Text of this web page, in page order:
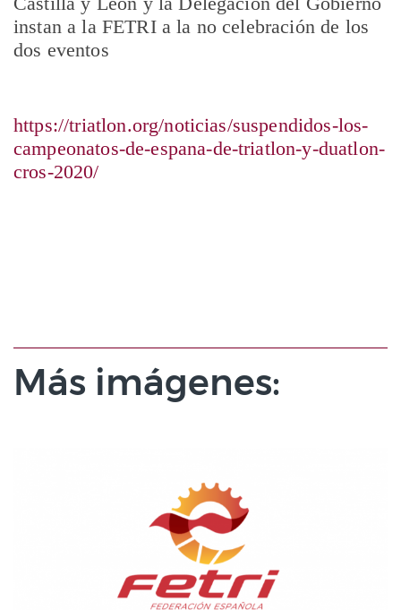
instan a la FETRI a la no celebración de los
dos eventos
https://triatlon.org/noticias/suspendidos-los-
campeonatos-de-espana-de-triatlon-y-duatlon-
cros-2020/
Más imágenes: